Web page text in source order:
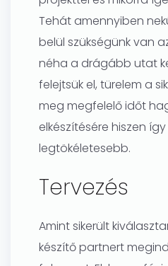
Tehát amennyiben
belül szükségünk van
néha a drágább utat
felejtsük el, türelem a
meg megfelelő időt
elkészítésére hiszen
legtökéletesebb.
Tervezés
Amint sikerült
készítő partnert